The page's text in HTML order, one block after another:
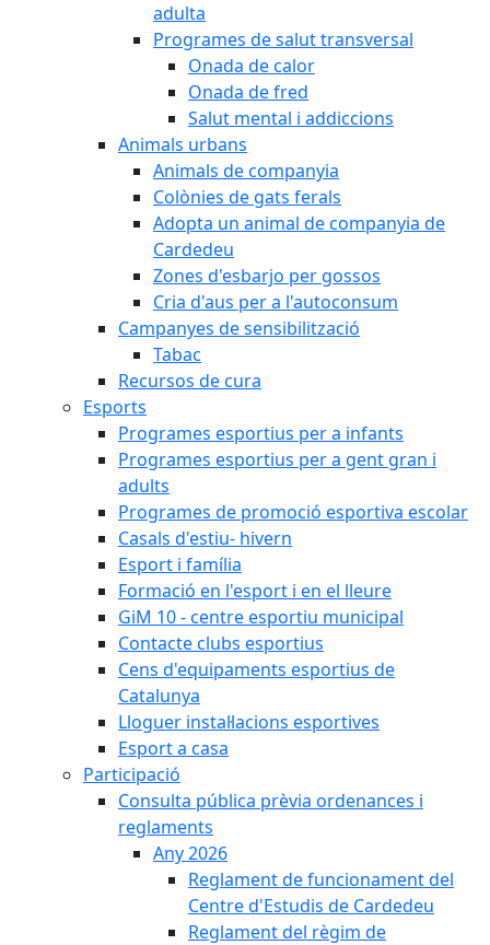
adulta
Programes de salut transversal
Onada de calor
Onada de fred
Salut mental i addiccions
Animals urbans
Animals de companyia
Colònies de gats ferals
Adopta un animal de companyia de
Cardedeu
Zones d'esbarjo per gossos
Cria d'aus per a l'autoconsum
Campanyes de sensibilització
Tabac
Recursos de cura
Esports
Programes esportius per a infants
Programes esportius per a gent gran i
adults
Programes de promoció esportiva escolar
Casals d'estiu- hivern
Esport i família
Formació en l'esport i en el lleure
GiM 10 - centre esportiu municipal
Contacte clubs esportius
Cens d'equipaments esportius de
Catalunya
Lloguer instal·lacions esportives
Esport a casa
Participació
Consulta pública prèvia ordenances i
reglaments
Any 2026
Reglament de funcionament del
Centre d'Estudis de Cardedeu
Reglament del règim de